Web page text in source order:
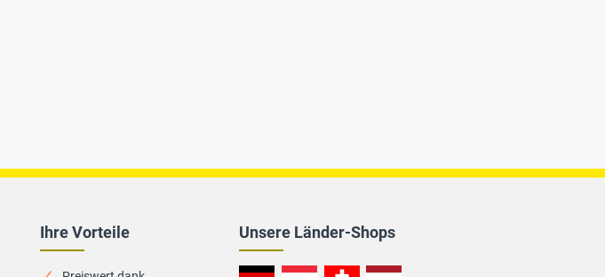
Ihre Vorteile Unsere Länder-Shops